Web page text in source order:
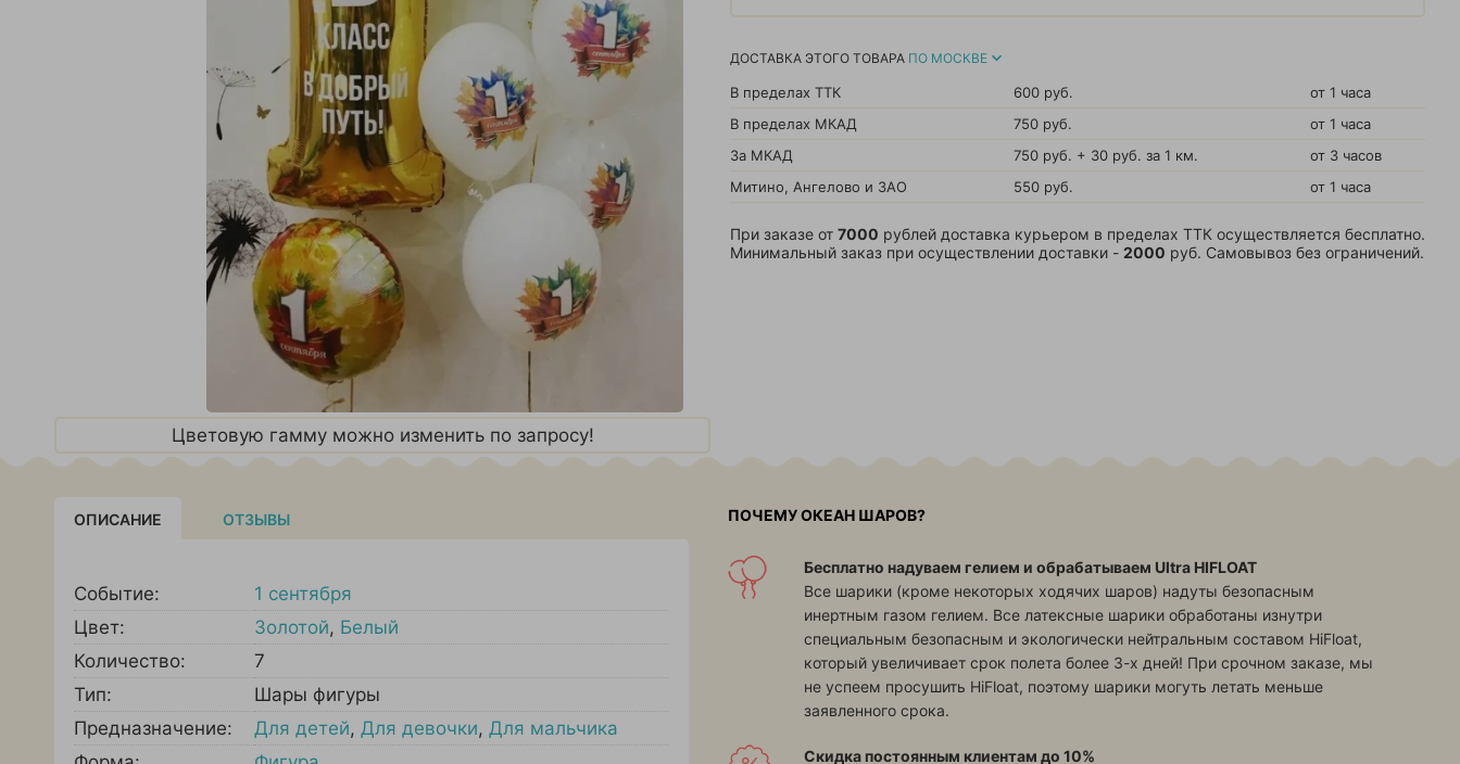
Цветовую гамму можно изменить по запросу!
ДОСТАВКА ЭТОГО ТОВАРА ПО МОСКВЕ
В пределах ТТК 600 руб.
от 1 часа
В пределах МКАД
750 руб.
от 1 часа
За МКАД
750 руб. + 30 руб. за 1 км.
от 3 часов
Митино, Ангелово и ЗАО
550 руб. от 1 часа
При заказе от 7000 рублей доставка курьером в пределах ТТК осуществляется бесплатно.
Минимальный заказ при осуществлении доставки - 2000 руб. Самовывоз без ограничений.
ОПИСАНИЕ ОТЗЫВЫ
Событие:
1 сентября
Цвет:
Золотой, Белый
Количество:
7
Тип:
Шары фигуры
Предназначение:
Для детей, Для девочки, Для мальчика
ПОЧЕМУ ОКЕАН ШАРОВ?
Бесплатно надуваем гелием и обрабатываем Ultra HIFLOAT
Все шарики (кроме некоторых ходячих шаров) надуты безопасным
инертным газом гелием. Все латексные шарики обработаны изнутри
специальным безопасным и экологически нейтральным составом HiFloat,
который увеличивает срок полета более 3-х дней! При срочном заказе, мы
не успеем просушить HiFloat, поэтому шарики могуть летать меньше
заявленного срока.
Скидка постоянным клиентам до 10%